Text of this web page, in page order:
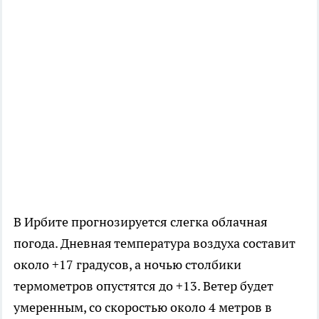
В Ирбите прогнозируется слегка облачная
погода. Дневная температура воздуха составит
около +17 градусов, а ночью столбики
термометров опустятся до +13. Ветер будет
умеренным, со скоростью около 4 метров в